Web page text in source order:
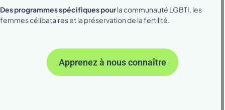
Des programmes spécifiques pourla communauté LGBTI, les
femmes célibataires et la préservation de la fertilité.
Apprenez à nous connaître